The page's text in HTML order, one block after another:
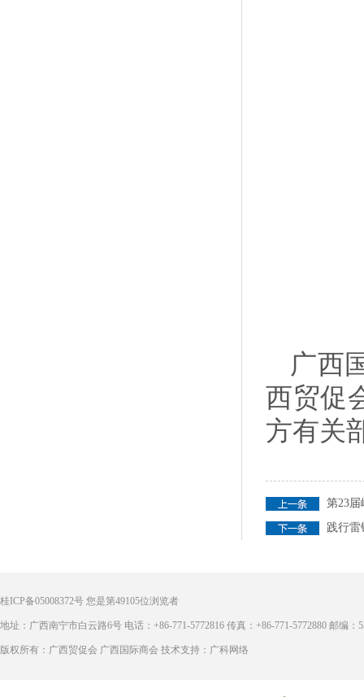
广西
西贸促
方有关
第23
践行雷
桂ICP备05008372号 您是第49105位浏览者
地址：广西南宁市白云路6号 电话：+86-771-5772816 传真：+86-771-5772880 邮编：
版权所有：广西贸促会 广西国际商会 技术支持：广科网络